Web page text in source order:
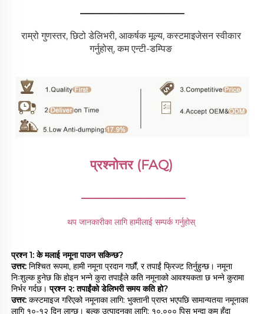
________________
राम्रो गुणस्तर, छिटो डेलिभरी, आकर्षक मूल्य, कस्टमाइजेसन स्वीकार
गर्नुहोस्, कम एन्टी-डम्पिङ
प्रश्नोत्तर (FAQ)
________________
थप जानकारीका लागि हामीलाई सम्पर्क गर्नुहोस्
प्रश्न 1: के मलाई नमूना पाउन सकिन्छ?
उत्तर: निश्चित रूपमा, हामी नमूना प्रदान गर्छौं, र तपाईं फ्रिज्ट तिर्नुहुन्छ। नमूना
निःशुल्क हुनेछ कि होइन भन्ने कुरा तपाईंले कति नमूनाको आवश्यकता छ भन्ने कुरामा
निर्भर गर्दछ। प्रश्न २: तपाईंको डेलिभरी समय कति हो?
उत्तर: कस्टमाइज गरिएको नमूनाका लागि: भुक्तानी प्राप्त भएपछि सामान्यतया नमूनाका
लागि १०-१२ दिन लाग्छ। बल्क उत्पादनका लागि: १०,००० पिस भन्दा कम हुँदा